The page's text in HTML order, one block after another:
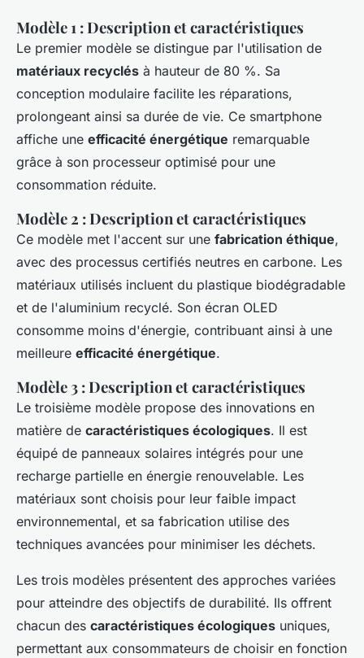
Modèle 1 : Description et caractéristiques
Le premier modèle se distingue par l'utilisation de
matériaux recyclés à hauteur de 80 %. Sa
conception modulaire facilite les réparations,
prolongeant ainsi sa durée de vie. Ce smartphone
affiche une efficacité énergétique remarquable
grâce à son processeur optimisé pour une
consommation réduite.
Modèle 2 : Description et caractéristiques
Ce modèle met l'accent sur une fabrication éthique,
avec des processus certifiés neutres en carbone. Les
matériaux utilisés incluent du plastique biodégradable
et de l'aluminium recyclé. Son écran OLED
consomme moins d'énergie, contribuant ainsi à une
meilleure efficacité énergétique.
Modèle 3 : Description et caractéristiques
Le troisième modèle propose des innovations en
matière de caractéristiques écologiques. Il est
équipé de panneaux solaires intégrés pour une
recharge partielle en énergie renouvelable. Les
matériaux sont choisis pour leur faible impact
environnemental, et sa fabrication utilise des
techniques avancées pour minimiser les déchets.
Les trois modèles présentent des approches variées
pour atteindre des objectifs de durabilité. Ils offrent
chacun des caractéristiques écologiques uniques,
permettant aux consommateurs de choisir en fonction